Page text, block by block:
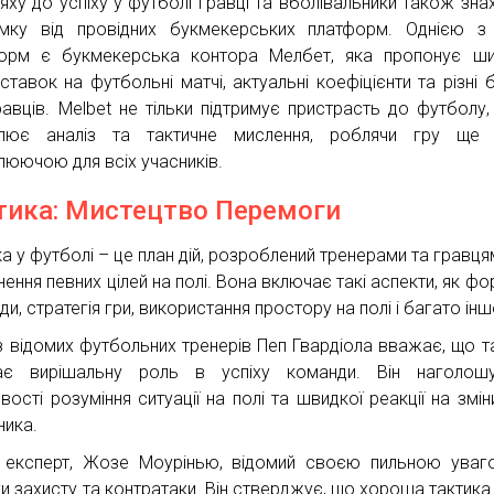
від провідних букмекерських платформ. Однією з
є букмекерська контора Мелбет, яка пропонує
на футбольні матчі, актуальні коефіцієнти та різні
Melbet не тільки підтримує пристрасть до
аналіз та тактичне мислення, роблячи гру ще
для всіх учасників.
Мистецтво Перемоги
у футболі – це план дій, розроблений тренерами та
певних цілей на полі. Вона включає такі аспекти, як
стратегія гри, використання простору на полі і багато
відомих футбольних тренерів Пеп Гвардіола вважає, що
вирішальну роль в успіху команди. Він
розуміння ситуації на полі та швидкої реакції на
експерт, Жозе Моурінью, відомий своєю пильною
захисту та контратаки. Він стверджує, що хороша